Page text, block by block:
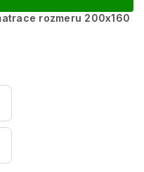
rozmeru 200x160